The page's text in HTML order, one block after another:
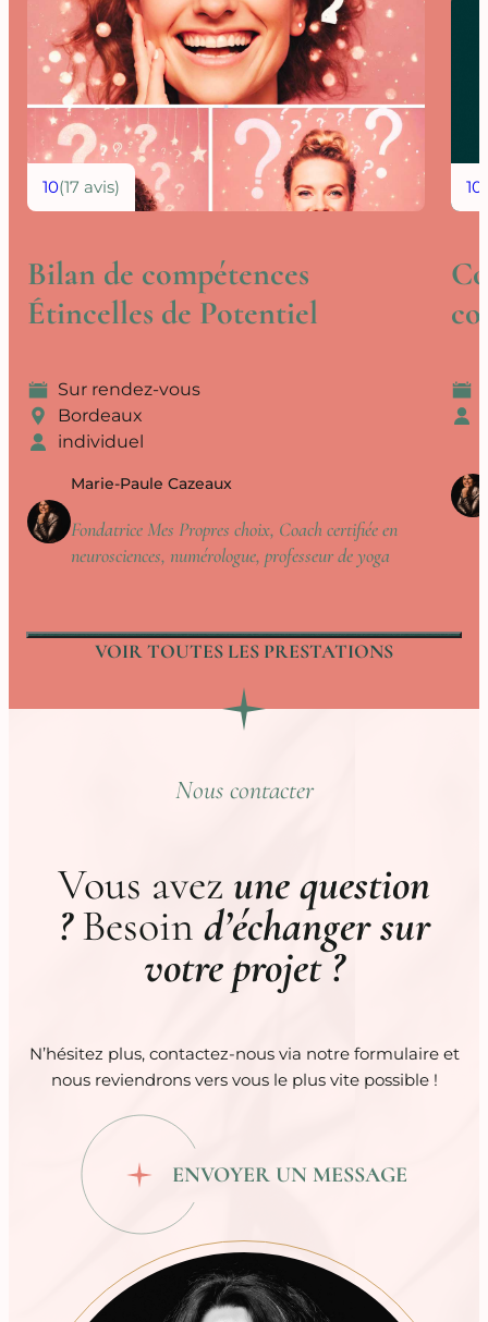
10(17 avis)
Bilan de compétences
Étincelles de Potentiel
Sur rendez-vous
Bordeaux
individuel
Marie-Paule Cazeaux
Fondatrice Mes Propres choix, Coach certifiée en
neurosciences, numérologue, professeur de yoga
10
VOIR TOUTES LES PRESTATIONS
Nous contacter
Vous avez une question
?Besoin d’échanger sur
votre projet ?
N’hésitez plus, contactez-nous via notre formulaire et
nous reviendrons vers vous le plus vite possible !
ENVOYER UN MESSAGE